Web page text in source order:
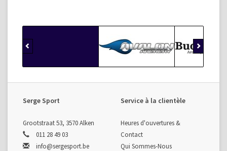
Serge Sport
Grootstraat 53, 3570 Alken
011 28 49 03
info@sergesport.be
Service à la clientèle
Heures d'ouvertures &
Contact
Qui Sommes-Nous